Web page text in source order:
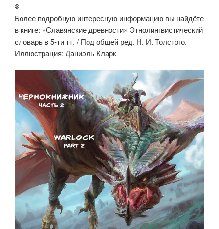
ꏍ
Более подробную интересную информацию вы найдёте
в книге: «Славянские древности» Этнолингвистический
словарь в 5-ти тт. / Под общей ред. Н. И. Толстого.
Иллюстрация: Даниэль Кларк